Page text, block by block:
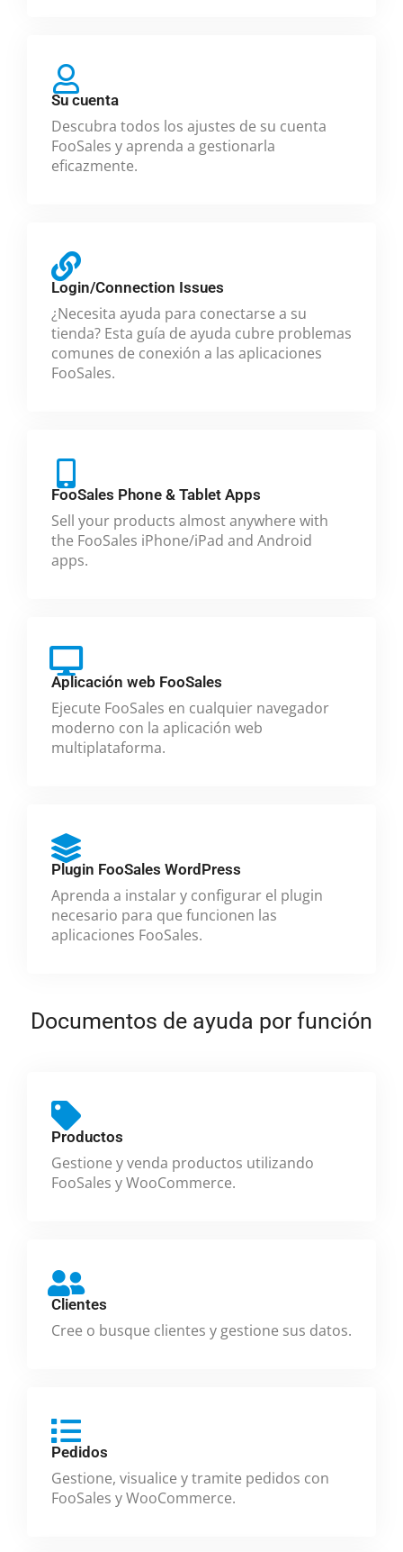
Su cuenta
Descubra todos los ajustes de su cuenta
FooSales y aprenda a gestionarla
eficazmente.
Login/Connection Issues
¿Necesita ayuda para conectarse a su
tienda? Esta guía de ayuda cubre problemas
comunes de conexión a las aplicaciones
FooSales.
FooSales Phone & Tablet Apps
Sell your products almost anywhere with
the FooSales iPhone/iPad and Android
apps.
Aplicación web FooSales
Ejecute FooSales en cualquier navegador
moderno con la aplicación web
multiplataforma.
Plugin FooSales WordPress
Aprenda a instalar y configurar el plugin
necesario para que funcionen las
aplicaciones FooSales.
Documentos de ayuda por función
Productos
Gestione y venda productos utilizando
FooSales y WooCommerce.
Clientes
Cree o busque clientes y gestione sus datos.
Pedidos
Gestione, visualice y tramite pedidos con
FooSales y WooCommerce.